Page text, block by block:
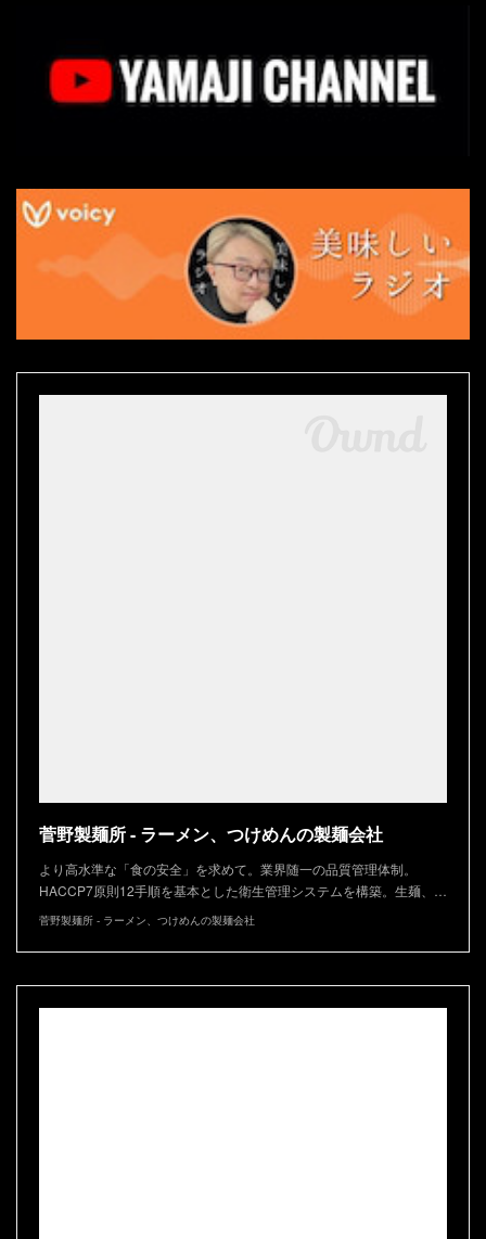
菅野製麺所 - ラーメン、つけめんの製麺会社
より高水準な「食の安全」を求めて。業界随一の品質管理体制。
HACCP7原則12手順を基本とした衛生管理システムを構築。生麺、…
菅野製麺所 - ラーメン、つけめんの製麺会社